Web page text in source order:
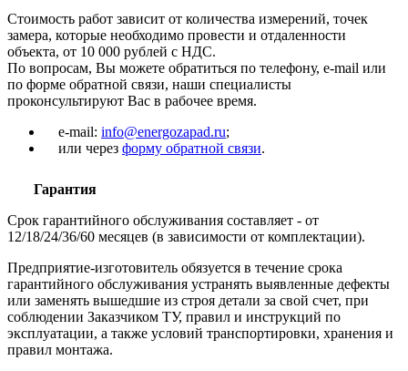
Стоимость работ зависит от количества измерений, точек
замера, которые необходимо провести и отдаленности
объекта, от 10 000 рублей с НДС.
По вопросам, Вы можете обратиться по телефону, e-mail или
по форме обратной связи, наши специалисты
проконсультируют Вас в рабочее время.
e-mail: info@energozapad.ru;
или через форму обратной связи.
Гарантия
Срок гарантийного обслуживания составляет - от
12/18/24/36/60 месяцев (в зависимости от комплектации).
Предприятие-изготовитель обязуется в течение срока
гарантийного обслуживания устранять выявленные дефекты
или заменять вышедшие из строя детали за свой счет, при
соблюдении Заказчиком ТУ, правил и инструкций по
эксплуатации, а также условий транспортировки, хранения и
правил монтажа.